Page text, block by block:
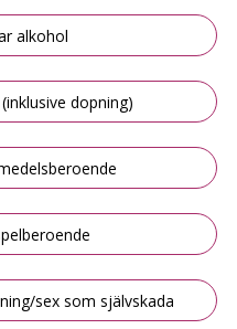
alkohol
dopning)
sex som självskada